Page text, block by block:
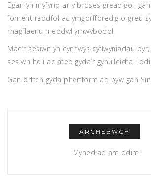
Egan yn myfyrio ar y broses greadigol, gan
foment reddfol ac ymgorfforedig o greu
rhagflaenu meddwl ymwybodol.
Mae’r sesiwn yn cynnwys cyflwyniadau
sesiwn holi ac ateb gyda’r gynulleidfa i
Gan orffen gyda pherfformiad byw gan
ARCHEBWCH
Mynediad am ddim!